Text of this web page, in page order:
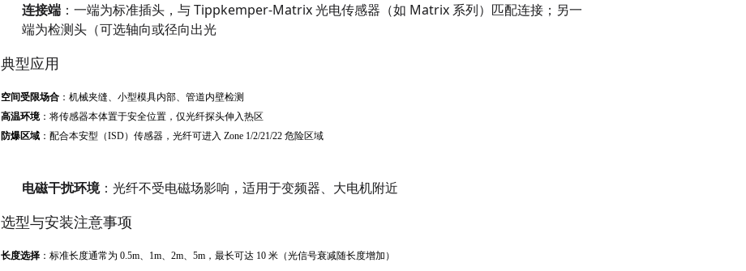
连接端 ：一端为标准插头，与 Tippkemper-Matrix 光电传感器（如 Matrix 系列）匹配连接；另一
端为检测头（可选轴向或径向出光
典型应用
空间受限场合 ：机械夹缝、小型模具内部、管道内壁检测
高温环境：将传感器本体置于安全位置，仅光纤探头伸入热区
防爆区域 ：配合本安型（ISD）传感器，光纤可进入 Zone 1/2/21/22 危险区域
电磁干扰环境：光纤不受电磁场影响，适用于变频器、大电机附近
选型与安装注意事项
长度选择 ：标准长度通常为 0.5m、1m、2m、5m，最长可达 10 米（光信号衰减随长度增加）